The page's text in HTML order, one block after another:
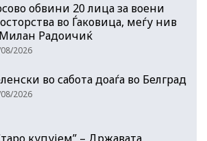
обвини 20 лица за воени
во Ѓаковица, меѓу нив
Радоичиќ
2026
во сабота доаѓа во Белград
2026